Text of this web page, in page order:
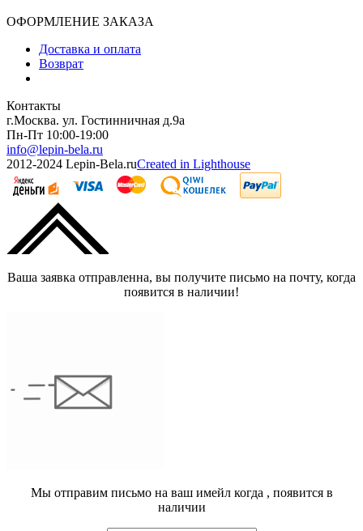
ОФОРМЛЕНИЕ ЗАКАЗА
Доставка и оплата
Возврат
Контакты
г.Москва. ул. Гостинничная д.9а
Пн-Пт 10:00-19:00
info@lepin-bela.ru
2012-2024 Lepin-Bela.ruCreated in Lighthouse
Ваша заявка отправленна, вы получите письмо на почту, когда
появится в наличии!
Мы отправим письмо на ваш имейл когда , появится в
наличии